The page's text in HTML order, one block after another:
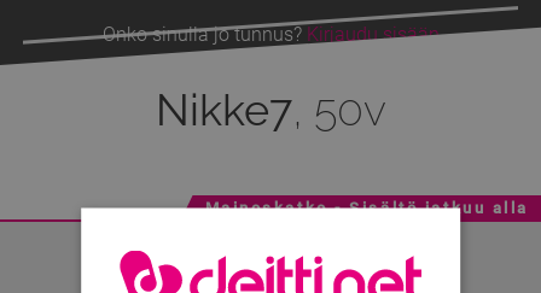
Onko sinulla jo tunnus? Kirjaudu sisään
Nikke7, 50v
Mainoskatko - Sisältö jatkuu alla